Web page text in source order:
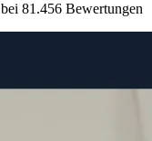
bei 81.456 Bewertungen